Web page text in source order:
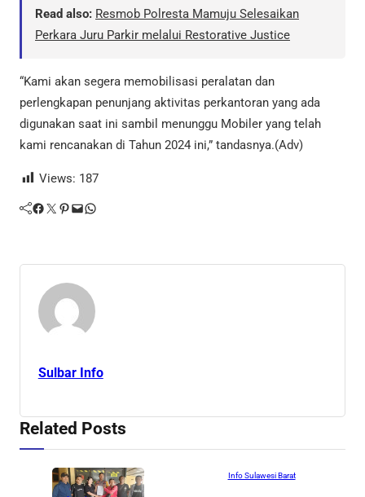
Read also: Resmob Polresta Mamuju Selesaikan
Perkara Juru Parkir melalui Restorative Justice
“Kami akan segera memobilisasi peralatan dan
perlengkapan penunjang aktivitas perkantoran yang ada
digunakan saat ini sambil menunggu Mobiler yang telah
kami rencanakan di Tahun 2024 ini,” tandasnya.(Adv)
Views: 187
Facebook Twitter Pinterest Mail WhatsApp
Sulbar Info
Related Posts
Info Sulawesi Barat